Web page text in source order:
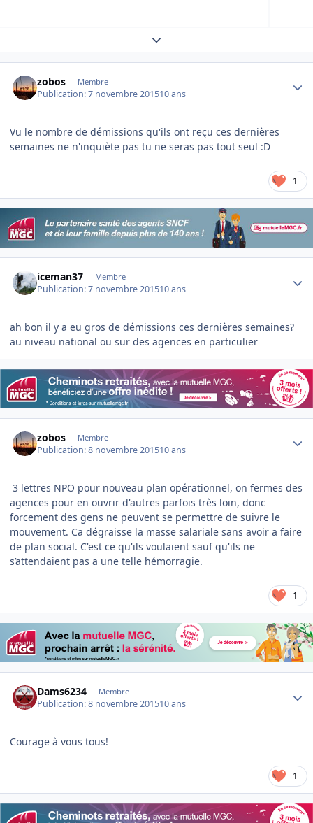
Expand topic overview
zobos Membre
Publication:7 novembre 201510 ans
Vu le nombre de démissions qu'ils ont reçu ces dernières
semaines ne n'inquiète pas tu ne seras pas tout seul :D
1
iceman37 Membre
Publication:7 novembre 201510 ans
ah bon il y a eu gros de démissions ces dernières semaines?
au niveau national ou sur des agences en particulier
zobos Membre
Publication:8 novembre 201510 ans
3 lettres NPO pour nouveau plan opérationnel, on fermes des
agences pour en ouvrir d'autres parfois très loin, donc
forcement des gens ne peuvent se permettre de suivre le
mouvement. Ca dégraisse la masse salariale sans avoir a faire
de plan social. C'est ce qu'ils voulaient sauf qu'ils ne
s’attendaient pas a une telle hémorragie.
1
Dams6234 Membre
Publication:8 novembre 201510 ans
Courage à vous tous!
1